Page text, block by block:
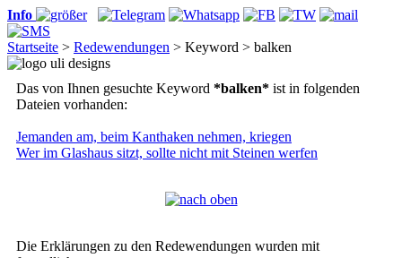
Info
Startseite > Redewendungen > Keyword > balken
Das von Ihnen gesuchte Keyword *balken* ist in folgenden
Dateien vorhanden:
Jemanden am, beim Kanthaken nehmen, kriegen
Wer im Glashaus sitzt, sollte nicht mit Steinen werfen
Die Erklärungen zu den Redewendungen wurden mit